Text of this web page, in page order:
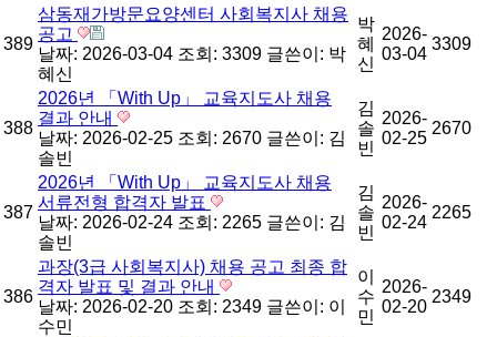
389
삼동재가방문요양센터 사회복지사 채용
공고
날짜: 2026-03-04 조회: 3309 글쓴이: 박
혜신
박
혜
신
2026-
03-04
3309
388
2026년 「With Up」 교육지도사 채용
결과 안내
날짜: 2026-02-25 조회: 2670 글쓴이: 김
솔빈
김
솔
빈
2026-
02-25
2670
387
2026년 「With Up」 교육지도사 채용
서류전형 합격자 발표
날짜: 2026-02-24 조회: 2265 글쓴이: 김
솔빈
김
솔
빈
2026-
02-24
2265
386
과장(3급 사회복지사) 채용 공고 최종 합
격자 발표 및 결과 안내
날짜: 2026-02-20 조회: 2349 글쓴이: 이
수민
이
수
민
2026-
02-20
2349